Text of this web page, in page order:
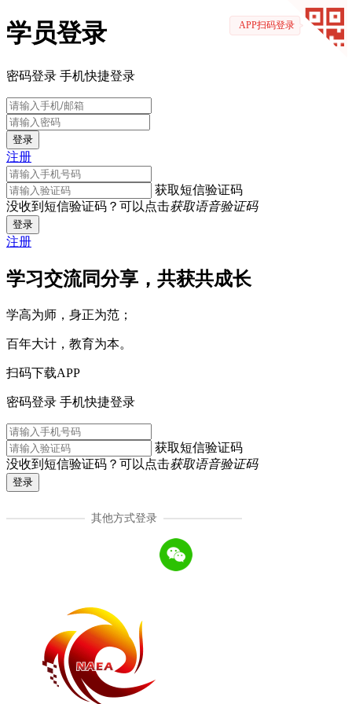
学员登录
密码登录 手机快捷登录
登录
注册
获取短信验证码
没收到短信验证码？可以点击获取语音验证码
登录
注册
学习交流同分享，共获共成长
学高为师，身正为范；
百年大计，教育为本。
扫码下载APP
APP扫码登录
密码登录 手机快捷登录
获取短信验证码
没收到短信验证码？可以点击获取语音验证码
登录
其他方式登录